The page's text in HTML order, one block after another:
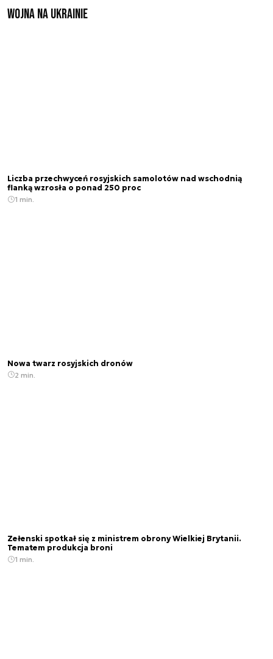
Wojna na Ukrainie
Liczba przechwyceń rosyjskich samolotów nad wschodnią
flanką wzrosła o ponad 250 proc
1 min.
Nowa twarz rosyjskich dronów
2 min.
Zełenski spotkał się z ministrem obrony Wielkiej Brytanii.
Tematem produkcja broni
1 min.